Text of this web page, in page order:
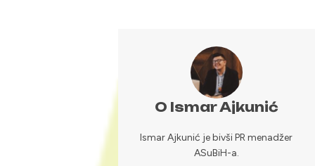
O Ismar Ajkunić
Ismar Ajkunić je bivši PR menadžer
ASuBiH-a.